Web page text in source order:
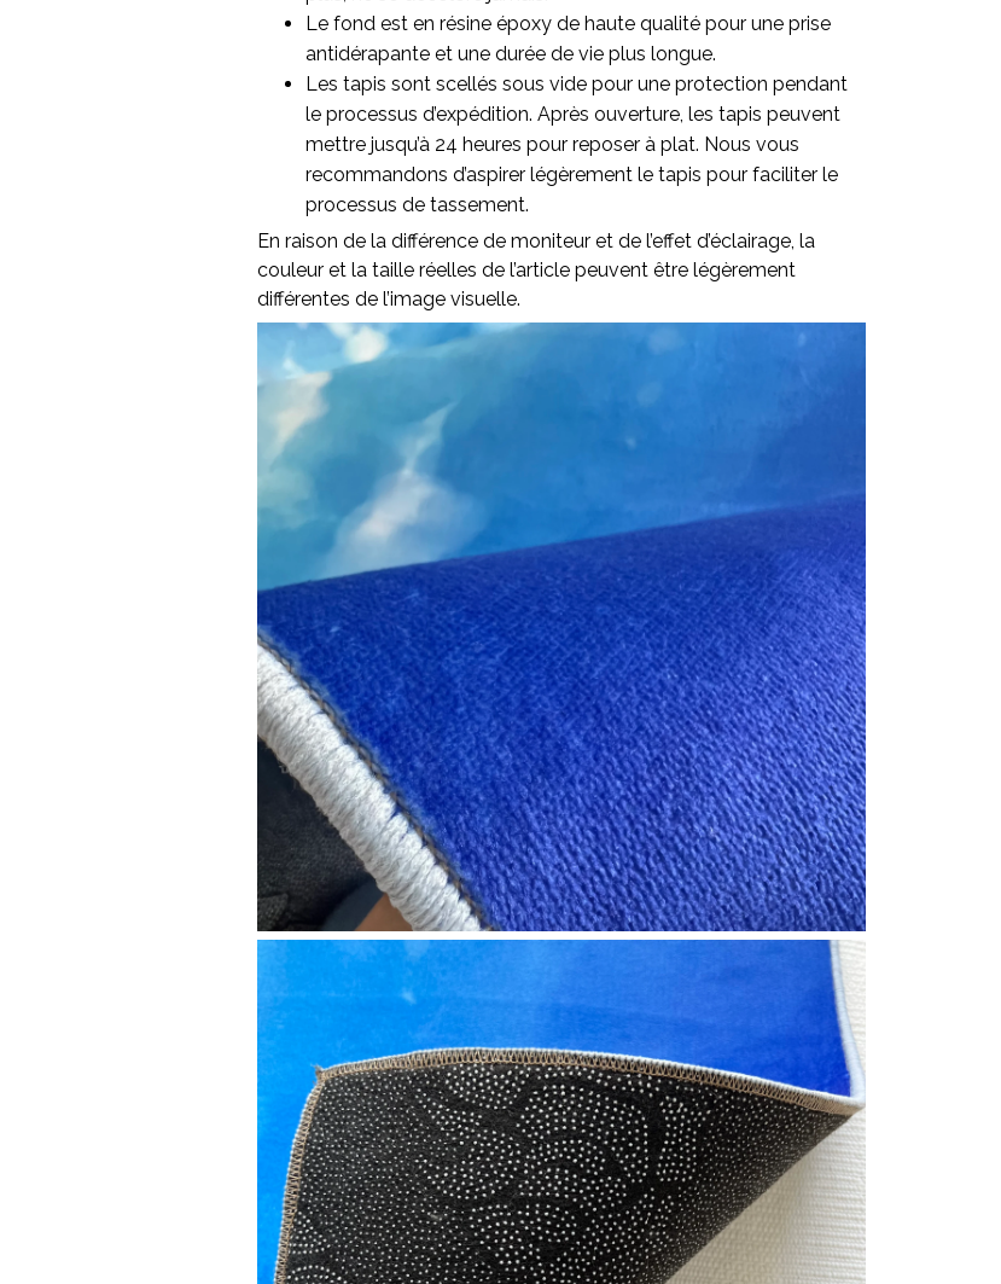
Le fond est en résine époxy de haute qualité pour une prise
antidérapante et une durée de vie plus longue.
Les tapis sont scellés sous vide pour une protection pendant
le processus d’expédition. Après ouverture, les tapis peuvent
mettre jusqu’à 24 heures pour reposer à plat. Nous vous
recommandons d’aspirer légèrement le tapis pour faciliter le
processus de tassement.
En raison de la différence de moniteur et de l’effet d’éclairage, la
couleur et la taille réelles de l’article peuvent être légèrement
différentes de l’image visuelle.